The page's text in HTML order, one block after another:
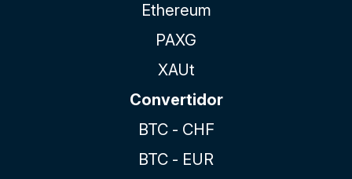
Ethereum
PAXG
XAUt
Convertidor
BTC - CHF
BTC - EUR